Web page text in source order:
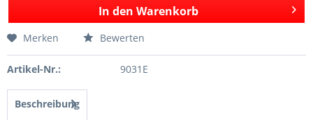
In den Warenkorb
Merken Bewerten
Artikel-Nr.: 9031E
Beschreibung